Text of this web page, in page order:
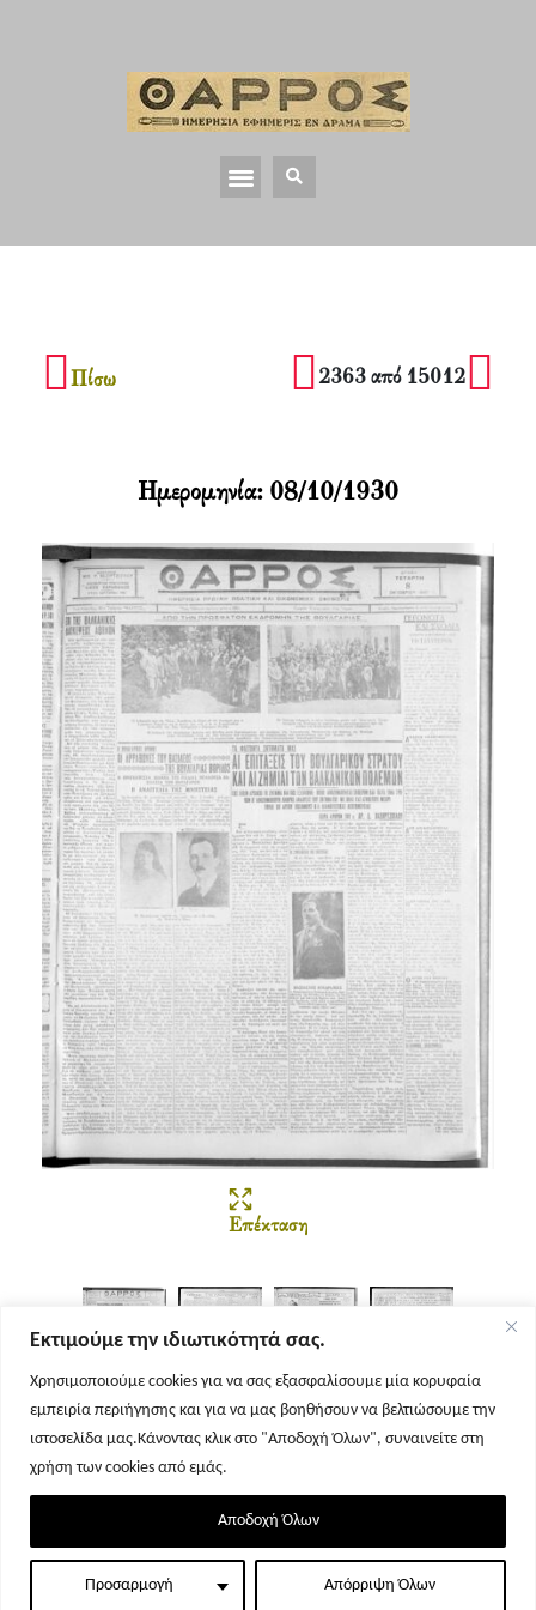
Εκτιμούμε την ιδιωτικότητά σας.
Χρησιμοποιούμε cookies για να σας εξασφαλίσουμε μία κορυφαία
εμπειρία περιήγησης και για να μας βοηθήσουν να βελτιώσουμε την
ιστοσελίδα μας.Κάνοντας κλικ στο "Αποδοχή Όλων", συναινείτε στη
χρήση των cookies από εμάς.
Προσαρμογή Απόρριψη Όλων
Αποδοχή Όλων
Πίσω 2363 από 15012
Επέκταση
Σελίδα 1 Σελίδα 2 Σελίδα 3 Σελίδα 4
Ημερομηνία: 08/10/1930